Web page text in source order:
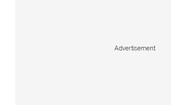
Advertisement